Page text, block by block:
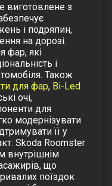
виготовлене з
і подряпин,
на дорозі.
фар, які
і
Також
для фар, Bi-Led
очі,
для
модернізувати
її у
Skoda Roomster
внутрішнім
що
поїздок